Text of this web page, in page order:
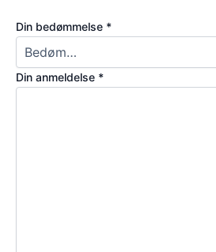
Din bedømmelse *
Din anmeldelse *